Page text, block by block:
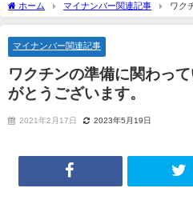
ホーム マイナンバー関連記事
ワク
ありがとうございます。
マイナンバー関連記事
ワクチンの準備に関わっ
がとうございます。
2021年2月17日 2023年5月19日